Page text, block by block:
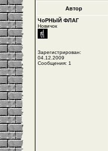
Автор
ЧоРНЫЙ ФЛАГ
Новичок
Зарегистрирован:
04.12.2009
Сообщения: 1